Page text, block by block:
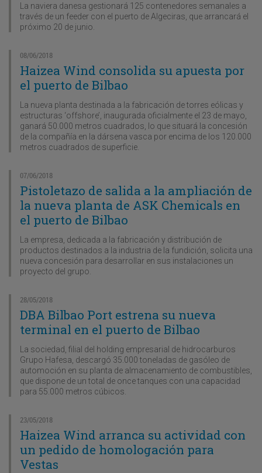
La naviera danesa gestionará 125 contenedores semanales a
través de un feeder con el puerto de Algeciras, que arrancará el
próximo 20 de junio.
08/06/2018
Haizea Wind consolida su apuesta por
el puerto de Bilbao
La nueva planta destinada a la fabricación de torres eólicas y
estructuras ‘offshore’, inaugurada oficialmente el 23 de mayo,
ganará 50.000 metros cuadrados, lo que situará la concesión
de la compañía en la dársena vasca por encima de los 120.000
metros cuadrados de superficie.
07/06/2018
Pistoletazo de salida a la ampliación de
la nueva planta de ASK Chemicals en
el puerto de Bilbao
La empresa, dedicada a la fabricación y distribución de
productos destinados a la industria de la fundición, solicita una
nueva concesión para desarrollar en sus instalaciones un
proyecto del grupo.
28/05/2018
DBA Bilbao Port estrena su nueva
terminal en el puerto de Bilbao
La sociedad, filial del holding empresarial de hidrocarburos
Grupo Hafesa, descargó 35.000 toneladas de gasóleo de
automoción en su planta de almacenamiento de combustibles,
que dispone de un total de once tanques con una capacidad
para 55.000 metros cúbicos.
23/05/2018
Haizea Wind arranca su actividad con
un pedido de homologación para
Vestas